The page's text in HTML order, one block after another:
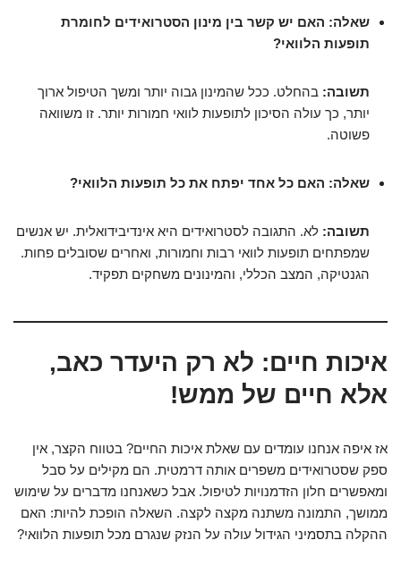
שאלה: האם יש קשר בין מינון הסטרואידים לחומרת
תופעות הלוואי?
תשובה: בהחלט. ככל שהמינון גבוה יותר ומשך הטיפול ארוך
יותר, כך עולה הסיכון לתופעות לוואי חמורות יותר. זו משוואה
פשוטה.
שאלה: האם כל אחד יפתח את כל תופעות הלוואי?
תשובה: לא. התגובה לסטרואידים היא אינדיבידואלית. יש אנשים
שמפתחים תופעות לוואי רבות וחמורות, ואחרים שסובלים פחות.
הגנטיקה, המצב הכללי, והמינונים משחקים תפקיד.
איכות חיים: לא רק היעדר כאב,
אלא חיים של ממש!
אז איפה אנחנו עומדים עם שאלת איכות החיים? בטווח הקצר, אין
ספק שסטרואידים משפרים אותה דרמטית. הם מקילים על סבל
ומאפשרים חלון הזדמנויות לטיפול. אבל כשאנחנו מדברים על שימוש
ממושך, התמונה משתנה מקצה לקצה. השאלה הופכת להיות: האם
ההקלה בתסמיני הגידול עולה על הנזק שנגרם מכל תופעות הלוואי?